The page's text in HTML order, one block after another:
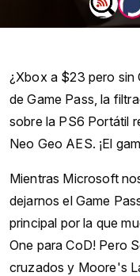
¿Xbox a $23 pero sin
de Game Pass, la
sobre la PS6 Portátil
Neo Geo AES. ¡El
Mientras Microsoft
dejarnos el Game
principal por la que
One para CoD! Pero
cruzados y Moore's